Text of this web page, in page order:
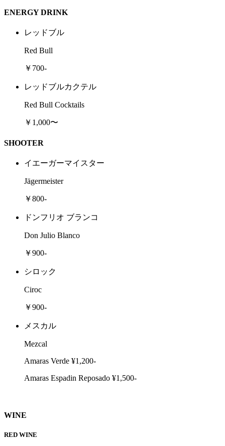
ENERGY DRINK
レッドブル
Red Bull
￥700-
レッドブルカクテル
Red Bull Cocktails
￥1,000〜
SHOOTER
イエーガーマイスター
Jägermeister
￥800-
ドンフリオ ブランコ
Don Julio Blanco
￥900-
シロック
Ciroc
￥900-
メスカル
Mezcal
Amaras Verde ¥1,200-
Amaras Espadin Reposado ¥1,500-
WINE
RED WINE